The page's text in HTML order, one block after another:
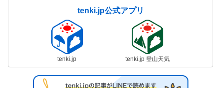
tenki.jp公式アプリ
tenki.jp tenki.jp 登山天気